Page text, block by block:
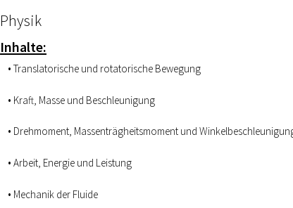
Physik
Inhalte:
Translatorische und rotatorische Bewegung
Kraft, Masse und Beschleunigung
Drehmoment, Massenträgheitsmoment und
Arbeit, Energie und Leistung
Mechanik der Fluide